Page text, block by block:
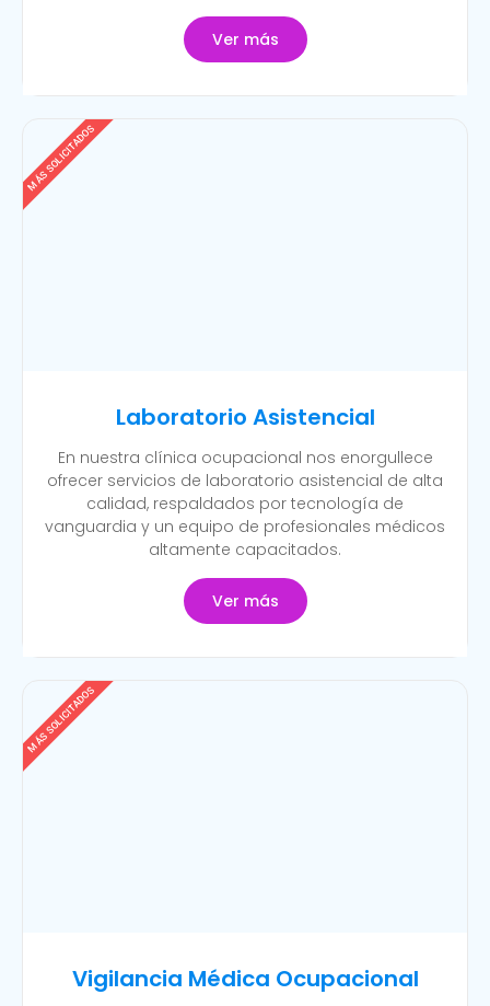
Ver más
Laboratorio Asistencial
En nuestra clínica ocupacional nos enorgullece
ofrecer servicios de laboratorio asistencial de alta
calidad, respaldados por tecnología de
vanguardia y un equipo de profesionales médicos
altamente capacitados.
Ver más
MÁS SOLICITADOS
Vigilancia Médica Ocupacional
MÁS SOLICITADOS